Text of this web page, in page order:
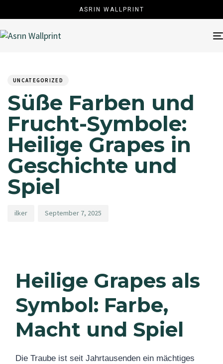
ASRIN WALLPRINT
UNCATEGORIZED
Süße Farben und
Frucht-Symbole:
Heilige Grapes in
Geschichte und
Spiel
ilker September 7, 2025
Heilige Grapes als
Symbol: Farbe,
Macht und Spiel
Die Traube ist seit Jahrtausenden ein mächtiges